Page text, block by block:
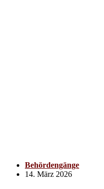
Behördengänge
14. März 2026